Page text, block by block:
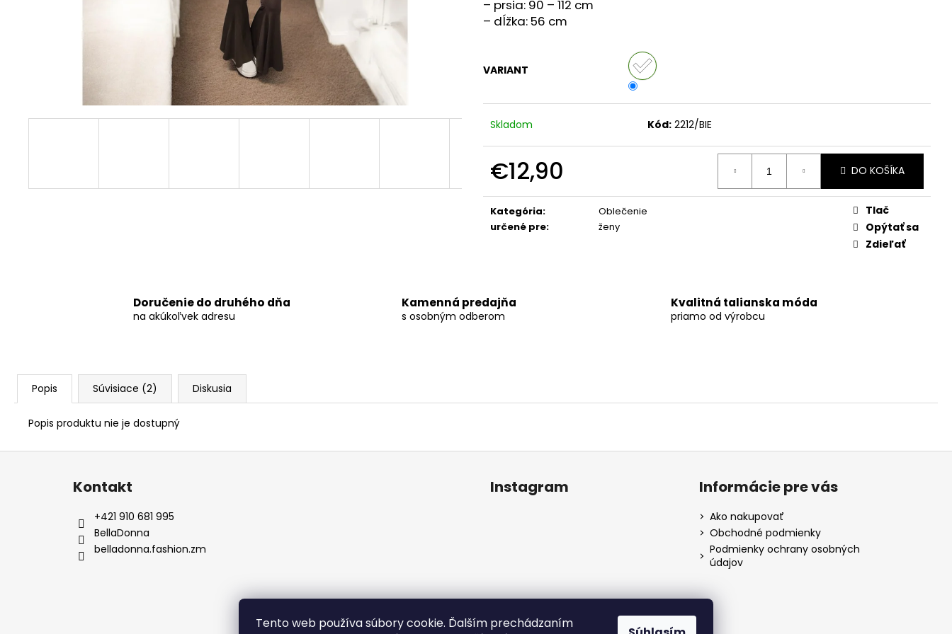
Tento web používa súbory cookie. Ďalším prechádzaním
– prsia: 90 – 112 cm
– dĺžka: 56 cm
VARIANT
Skladom Kód: 2212/BIE
€12,90
cena:
DO KOŠÍKA
Kategória:
Oblečenie
určené pre: ženy
Tlač
Opýtať sa
Zdieľať
Doručenie do druhého dňa
na akúkoľvek adresu
Kamenná predajňa
s osobným odberom
Kvalitná talianska móda
priamo od výrobcu
Popis Súvisiace (2) Diskusia
Popis produktu nie je dostupný
ELEGANTNÝ, TRBLIETAVÝ OVERAL BRITA
TEPLÝ KABÁTIK AVLON
€29,90
TYLOVÉ MIDI ŠATY CLAUDIA
€24,90
Z
Kontakt
+421 910 681 995
BellaDonna
belladonna.fashion.zm
Instagram Informácie pre vás
Ako nakupovať
Obchodné podmienky
Podmienky ochrany osobných
údajov